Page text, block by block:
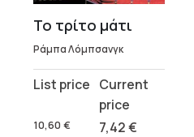
Το τρίτο μάτι
Ράμπα Λόμπσανγκ
10,60 €
Original
was:
7,42€
Current
is: